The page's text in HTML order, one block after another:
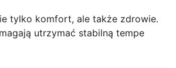
tylko komfort, ale także zdrowie.
utrzymać stabilną tempe